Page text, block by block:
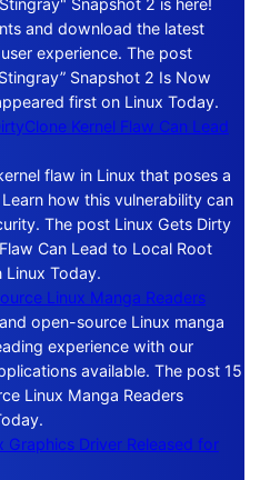
Snapshot 2 is here!
and download the latest
experience. The post
Snapshot 2 Is Now
first on Linux Today.
Kernel Flaw Can Lead
flaw in Linux that poses a
how this vulnerability can
The post Linux Gets Dirty
Can Lead to Local Root
Linux Today.
Linux Manga Readers
open-source Linux manga
experience with our
available. The post 15
Linux Manga Readers
Graphics Driver Released for